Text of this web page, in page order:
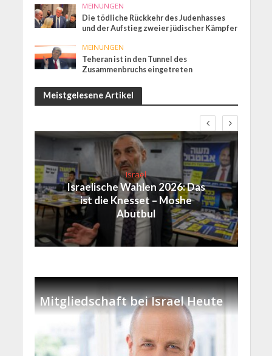
MEINUNGEN
Die tödliche Rückkehr des Judenhasses
und der Aufstieg zweier jüdischer Kämpfer
MEINUNGEN
Teheran ist in den Tunnel des
Zusammenbruchs eingetreten
Meistgelesene Artikel
Israel
Israelische Wahlen 2026: Das
ist die Knesset – Moshe
Abutbul
Mitgliedschaft bei Israel Heute